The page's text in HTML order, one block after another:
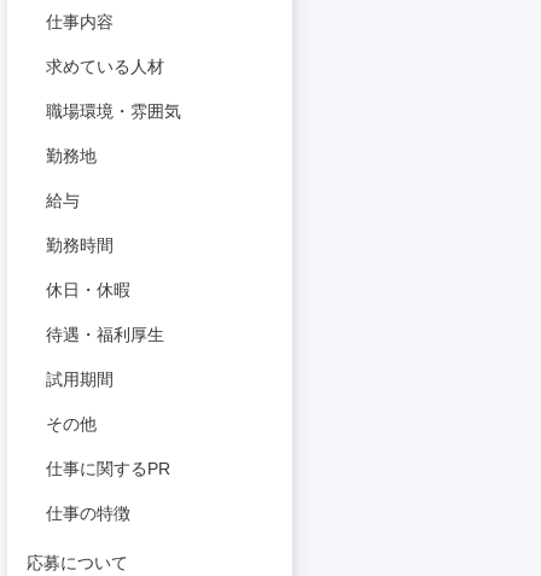
仕事内容
求めている人材
職場環境・雰囲気
勤務地
給与
勤務時間
休日・休暇
待遇・福利厚生
試用期間
その他
仕事に関するPR
仕事の特徴
応募について